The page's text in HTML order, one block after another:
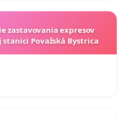
zastavovania expresov
stanici Považská Bystrica